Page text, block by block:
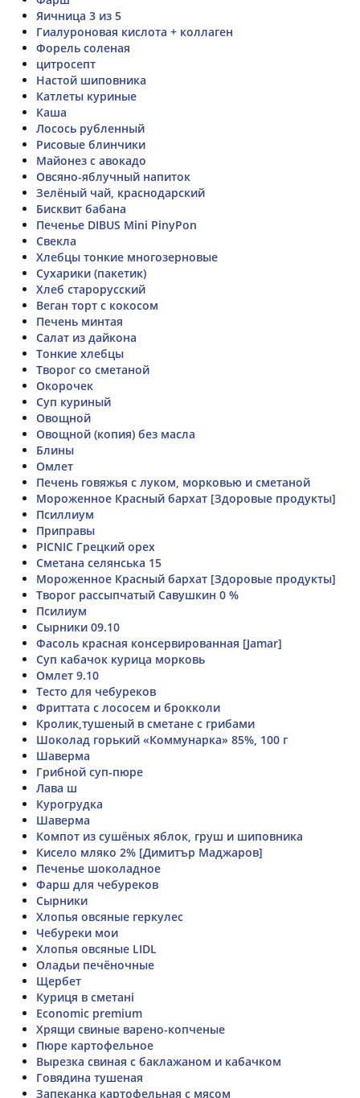
Яичница 3 из 5
Гиалуроновая кислота + коллаген
Форель соленая
цитросепт
Настой шиповника
Катлеты куриные
Каша
Лосось рубленный
Рисовые блинчики
Майонез с авокадо
Овсяно-яблучный напиток
Зелёный чай, краснодарский
Бисквит бабана
Печенье DIBUS Mini PinyPon
Свекла
Хлебцы тонкие многозерновые
Сухарики (пакетик)
Хлеб старорусский
Веган торт с кокосом
Печень минтая
Салат из дайкона
Тонкие хлебцы
Творог со сметаной
Окорочек
Суп куриный
Овощной
Овощной (копия) без масла
Блины
Омлет
Печень говяжья с луком, морковью и сметаной
Мороженное Красный бархат [Здоровые продукты]
Псиллиум
Приправы
PICNIC Грецкий орех
Сметана селянська 15
Мороженное Красный бархат [Здоровые продукты]
Творог рассыпчатый Савушкин 0 %
Псилиум
Сырники 09.10
Фасоль красная консервированная [Jamar]
Суп кабачок курица морковь
Омлет 9.10
Тесто для чебуреков
Фриттата с лососем и брокколи
Кролик,тушеный в сметане с грибами
Шоколад горький «Коммунарка» 85%, 100 г
Шаверма
Грибной суп-пюре
Лава ш
Курогрудка
Шаверма
Компот из сушёных яблок, груш и шиповника
Кисело мляко 2% [Димитър Маджаров]
Печенье шоколадное
Фарш для чебуреков
Сырники
Хлопья овсяные геркулес
Чебуреки мои
Хлопья овсяные LIDL
Оладьи печёночные
Щербет
Куриця в сметані
Economic premium
Хрящи свиные варено-копченые
Пюре картофельное
Вырезка свиная с баклажаном и кабачком
Говядина тушеная
Запеканка картофельная с мясом